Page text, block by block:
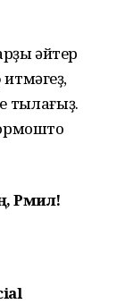
әйтер
Рәмил!